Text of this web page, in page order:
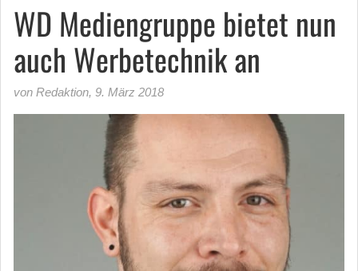
WD Mediengruppe bietet nun
auch Werbetechnik an
von Redaktion, 9. März 2018